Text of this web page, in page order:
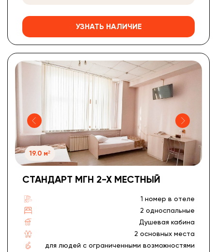
УЗНАТЬ НАЛИЧИЕ
19.0 м²
СТАНДАРТ МГН 2-Х МЕСТНЫЙ
1 номер в отеле
2 односпальные
Душевая кабина
2 основных места
для людей с ограниченными возможностями